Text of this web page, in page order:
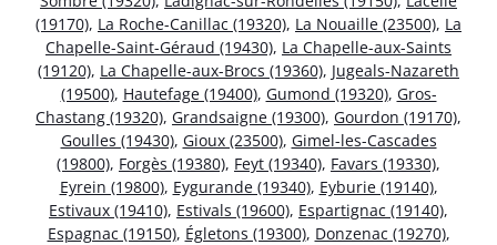
(19170), La Roche-Canillac (19320), La Nouaille (23500), La
Chapelle-Saint-Géraud (19430), La Chapelle-aux-Saints
(19120), La Chapelle-aux-Brocs (19360), Jugeals-Nazareth
(19500), Hautefage (19400), Gumond (19320), Gros-
Chastang (19320), Grandsaigne (19300), Gourdon (19170),
Goulles (19430), Gioux (23500), Gimel-les-Cascades
(19800), Forgès (19380), Feyt (19340), Favars (19330),
Eyrein (19800), Eygurande (19340), Eyburie (19140),
Estivaux (19410), Estivals (19600), Espartignac (19140),
Espagnac (19150), Égletons (19300), Donzenac (19270),